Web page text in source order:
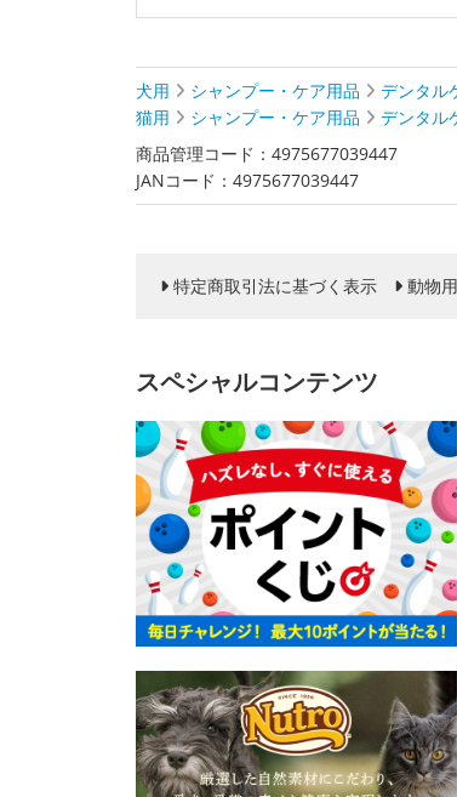
犬用 シャンプー・ケア用品
デンタル
猫用
シャンプー・ケア用品
デンタル
商品管理コード：4975677039447
JANコード：4975677039447
特定商取引法に基づく表示 動物
スペシャルコンテンツ